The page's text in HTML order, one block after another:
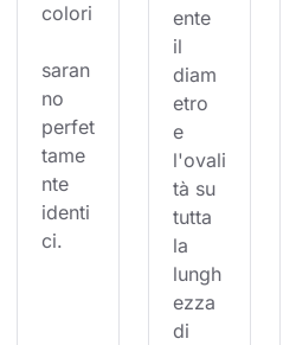
colori
saran
no
perfet
tame
nte
identi
ci.
ente
il
diam
etro
e
l'ovali
tà su
tutta
la
lungh
ezza
di